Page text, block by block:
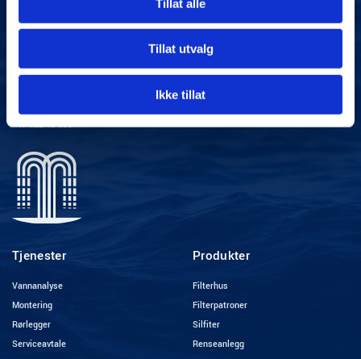
Tillat alle
Tillat utvalg
Ikke tillat
Kontakt
Orgnr 884 874 432
+47 322 43 890
Hjem
Om oss
Tjenester
Vannanalyse
Montering
Rørlegger
Serviceavtale
Produkter
Filterhus
Filterpatroner
Silfiter
Renseanlegg